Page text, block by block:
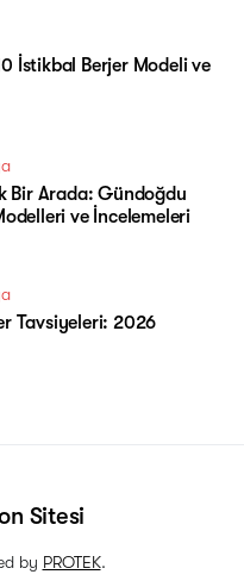
İstikbal Berjer Modeli ve
Bir Arada: Gündoğdu
ve İncelemeleri
Tavsiyeleri: 2026
Sitesi
by PROTEK.